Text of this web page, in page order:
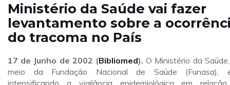
Ministério da Saúde vai fazer
levantamento sobre a
do tracoma no País
17 de Junho de 2002 (Bibliomed). O Ministério da
meio da Fundação Nacional de Saúde (Funasa),
intensificando a vigilância epidemiológica em